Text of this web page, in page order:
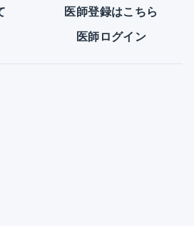
医師登録はこちら
医師ログイン